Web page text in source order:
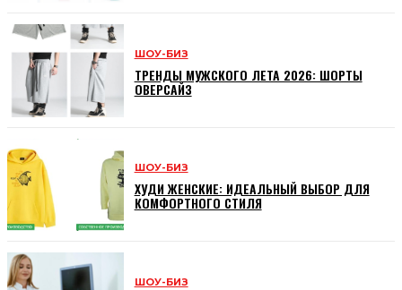
ШОУ-БИЗ
ТРЕНДЫ МУЖСКОГО ЛЕТА 2026: ШОРТЫ
ОВЕРСАЙЗ
ШОУ-БИЗ
ХУДИ ЖЕНСКИЕ: ИДЕАЛЬНЫЙ ВЫБОР ДЛЯ
КОМФОРТНОГО СТИЛЯ
ШОУ-БИЗ